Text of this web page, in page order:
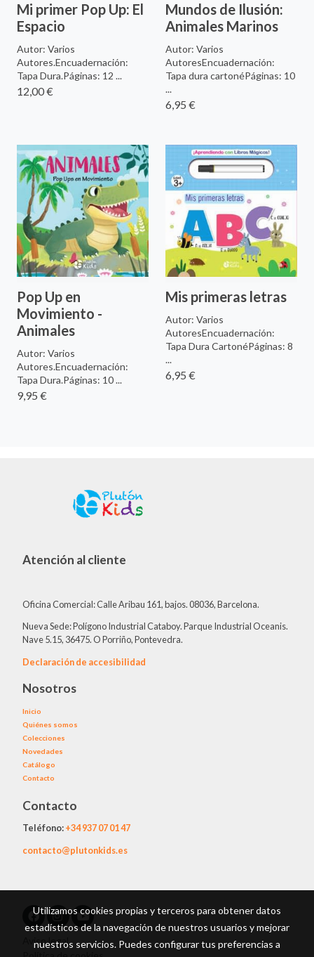
Mi primer Pop Up: El
Espacio
Autor: Varios
Autores.Encuadernación:
Tapa Dura.Páginas: 12 ...
12,00 €
Mundos de Ilusión:
Animales Marinos
Autor: Varios
AutoresEncuadernación:
Tapa dura cartonéPáginas: 10
...
6,95 €
Pop Up en
Movimiento -
Animales
Autor: Varios
Autores.Encuadernación:
Tapa Dura.Páginas: 10 ...
9,95 €
Mis primeras letras
Autor: Varios
AutoresEncuadernación:
Tapa Dura CartonéPáginas: 8
...
6,95 €
Atención al cliente
Oficina Comercial: Calle Aribau 161, bajos. 08036, Barcelona.
Nueva Sede: Polígono Industrial Cataboy. Parque Industrial Oceanis.
Nave 5.15, 36475. O Porriño, Pontevedra.
Declaración de accesibilidad
Nosotros
Inicio
Quiénes somos
Colecciones
Novedades
Catálogo
Contacto
Contacto
Teléfono:+34937 07 01 47
contacto@plutonkids.es
Aviso legal
Utilizamos cookies propias y terceros para obtener datos
estadísticos de la navegación de nuestros usuarios y mejorar
nuestros servicios. Puedes configurar tus preferencias a